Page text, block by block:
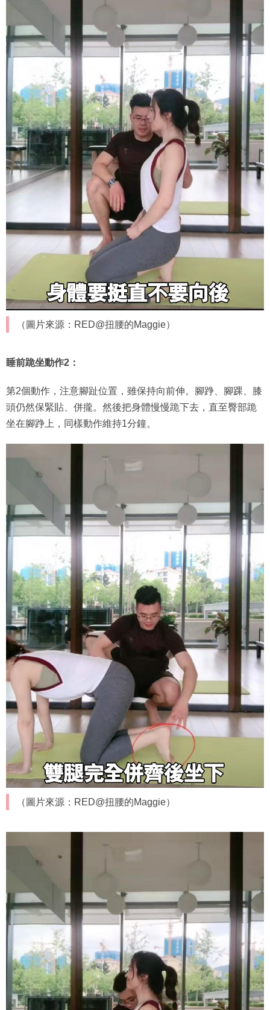
（圖片來源：RED@扭腰的Maggie）
睡前跪坐動作2：
第2個動作，注意腳趾位置，雖保持向前伸。腳踭、腳踝、膝
頭仍然保緊貼、併攏。然後把身體慢慢跪下去，直至臀部跪
坐在腳踭上，同樣動作維持1分鐘。
（圖片來源：RED@扭腰的Maggie）